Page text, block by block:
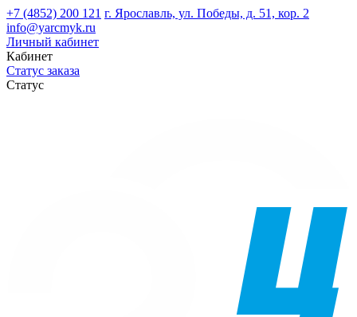
+7 (4852) 200 121 г. Ярославль, ул. Победы, д. 51, кор. 2
info@yarcmyk.ru
Личный кабинет
Кабинет
Статус заказа
Статус